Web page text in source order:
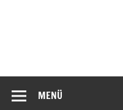
MENÜ